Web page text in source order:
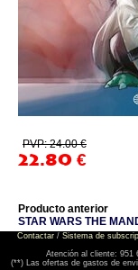
PVP: 24.00 €
22.80 €
Producto anterior
STAR WARS THE
Contactar/ Sistema de
Atención al cliente: 951
(**) Las ofertas de gastos de